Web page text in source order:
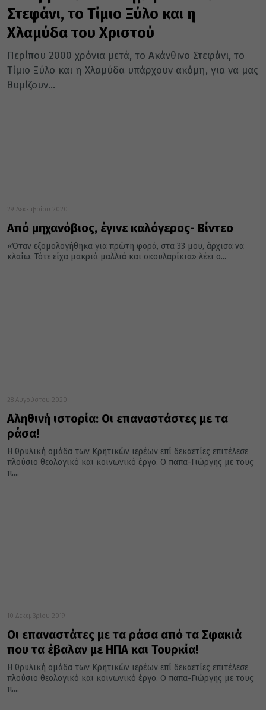
Στεφάνι, το Τίμιο Ξύλο και η
Χλαμύδα του Χριστού
Περίπου 2000 χρόνια μετά, το Ακάνθινο Στεφάνι, το
Τίμιο Ξύλο και η Χλαμύδα υπάρχουν ακόμη, για να μας
θυμίζουν...
29 Δεκεμβρίου 2020
Από μηχανόβιος, έγινε καλόγερος- Βίντεο
«Όταν εξομολογήθηκα για πρώτη φορά, στα 33 μου, άρχισα να
κλαίω. Τότε είχα μακριά μαλλιά και σκουλαρίκια» λέει ο...
28 Αυγούστου 2020
Αληθινή ιστορία: Οι επαναστάστες με τα
ράσα!
Η θρυλική ομάδα των Κρητικών ιερέων επί δεκαετίες επιτέλεσε
πλούσιο θεολογικό και κοινωνικό έργο. Ο παπα-Γιώργης με τους
π....
10 Δεκεμβρίου 2019
Οι επαναστάτες με τα ράσα από τα Σφακιά
που τα έβαλαν με ΗΠΑ και Τουρκία!
Η θρυλική ομάδα των Κρητικών ιερέων επί δεκαετίες επιτέλεσε
πλούσιο θεολογικό και κοινωνικό έργο. Ο παπα-Γιώργης με τους
π....